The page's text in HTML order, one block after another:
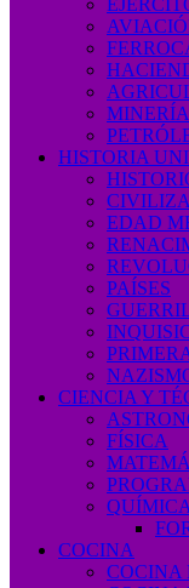
MINERÍA
HISTORIA
EDAD
PAÍSES
CIENCIA Y
FÍSICA
QUÍMICA
COCINA
COCINA